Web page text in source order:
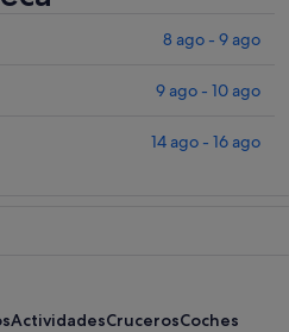
8 ago - 9 ago
9 ago - 10 ago
14 ago - 16 ago
ActividadesCrucerosCoches